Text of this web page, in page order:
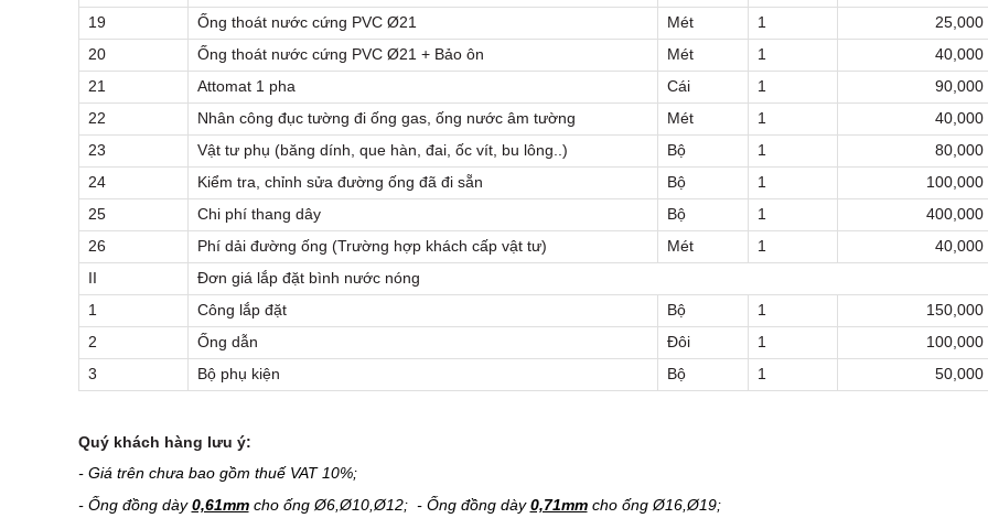
19
Ống thoát nước cứng PVC Ø21 Mét 1
25,000
20
Ống thoát nước cứng PVC Ø21 + Bảo ôn Mét 1
40,000
21
Attomat 1 pha Cái 1
90,000
22
Nhân công đục tường đi ống gas, ống nước âm tường Mét 1
40,000
23
Vật tư phụ (băng dính, que hàn, đai, ốc vít, bu lông..) Bộ 1
80,000
24
Kiểm tra, chỉnh sửa đường ống đã đi sẵn Bộ 1
100,000
25
Chi phí thang dây Bộ 1
400,000
26
Phí dải đường ống (Trường hợp khách cấp vật tư) Mét 1
40,000
II
Đơn giá lắp đặt bình nước nóng
1
Công lắp đặt Bộ 1
150,000
2
Ống dẫn Đôi 1
100,000
3
Bộ phụ kiện Bộ 1 50,000
Quý khách hàng lưu ý:
- Giá trên chưa bao gồm thuế VAT 10%;
- Ống đồng dày0,61mmcho ống Ø6,Ø10,Ø12; - Ống đồng dày0,71mmcho ống Ø16,Ø19;